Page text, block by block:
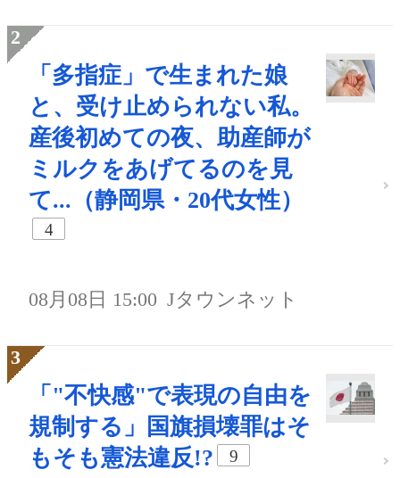
「多指症」で生まれた娘
と、受け止められない私。
産後初めての夜、助産師が
ミルクをあげてるのを見
て...（静岡県・20代女性）
4
08月08日 15:00 Jタウンネット
「"不快感"で表現の自由を
規制する」国旗損壊罪はそ
もそも憲法違反!?
9